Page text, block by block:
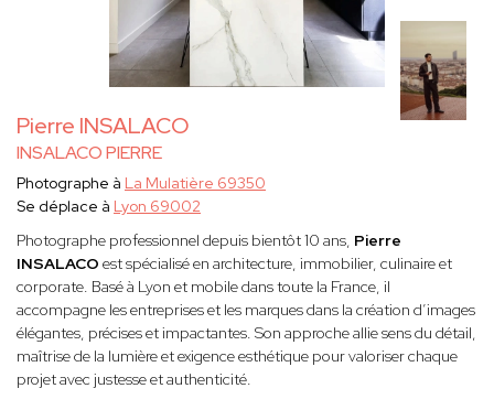
Pierre INSALACO
INSALACO PIERRE
Photographe à La Mulatière 69350
Se déplace à Lyon 69002
Photographe professionnel depuis bientôt 10 ans, Pierre
INSALACO est spécialisé en architecture, immobilier, culinaire et
corporate. Basé à Lyon et mobile dans toute la France, il
accompagne les entreprises et les marques dans la création d’images
élégantes, précises et impactantes. Son approche allie sens du détail,
maîtrise de la lumière et exigence esthétique pour valoriser chaque
projet avec justesse et authenticité.